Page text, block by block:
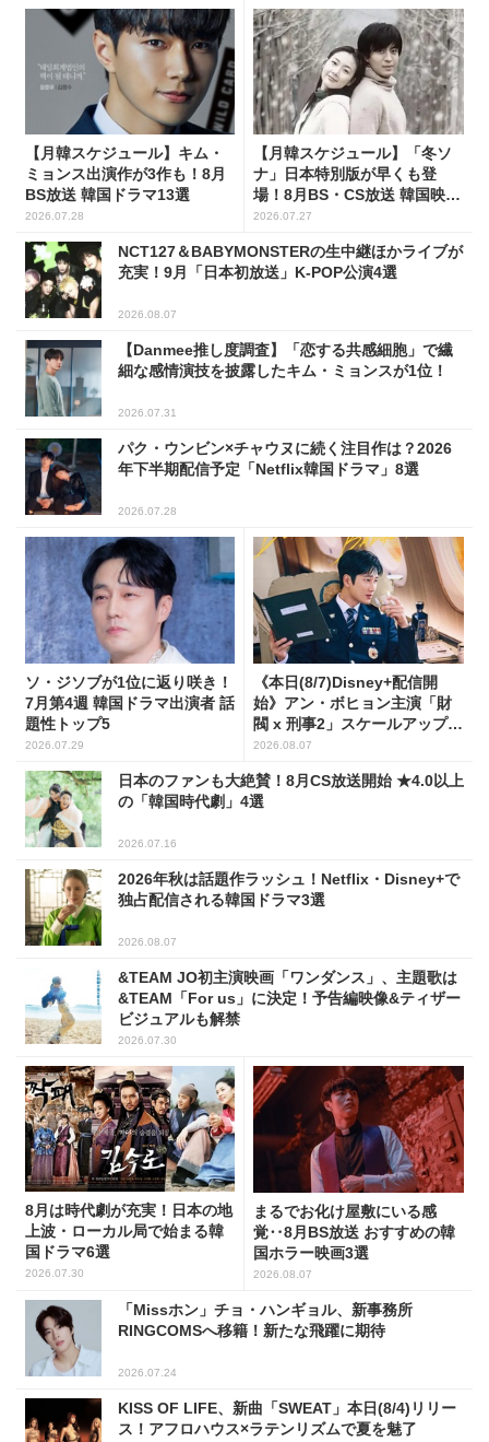
【月韓スケジュール】キム・
ミョンス出演作が3作も！8月
BS放送 韓国ドラマ13選
2026.07.28
【月韓スケジュール】「冬ソ
ナ」日本特別版が早くも登
場！8月BS・CS放送 韓国映画
(全109選)
2026.07.27
NCT127＆BABYMONSTERの生中継ほかライブが
充実！9月「日本初放送」K-POP公演4選
2026.08.07
【Danmee推し度調査】「恋する共感細胞」で繊
細な感情演技を披露したキム・ミョンスが1位！
2026.07.31
パク・ウンビン×チャウヌに続く注目作は？2026
年下半期配信予定「Netflix韓国ドラマ」8選
2026.07.28
ソ・ジソブが1位に返り咲き！
7月第4週 韓国ドラマ出演者 話
題性トップ5
2026.07.29
《本日(8/7)Disney+配信開
始》アン・ボヒョン主演「財
閥 x 刑事2」スケールアップし
たFLEX捜査に注目
2026.08.07
日本のファンも大絶賛！8月CS放送開始 ★4.0以上
の「韓国時代劇」4選
2026.07.16
2026年秋は話題作ラッシュ！Netflix・Disney+で
独占配信される韓国ドラマ3選
2026.08.07
&TEAM JO初主演映画「ワンダンス」、主題歌は
&TEAM「For us」に決定！予告編映像&ティザー
ビジュアルも解禁
2026.07.30
8月は時代劇が充実！日本の地
上波・ローカル局で始まる韓
国ドラマ6選
2026.07.30
まるでお化け屋敷にいる感
覚‥8月BS放送 おすすめの韓
国ホラー映画3選
2026.08.07
「Missホン」チョ・ハンギョル、新事務所
RINGCOMSへ移籍！新たな飛躍に期待
2026.07.24
KISS OF LIFE、新曲「SWEAT」本日(8/4)リリー
ス！アフロハウス×ラテンリズムで夏を魅了